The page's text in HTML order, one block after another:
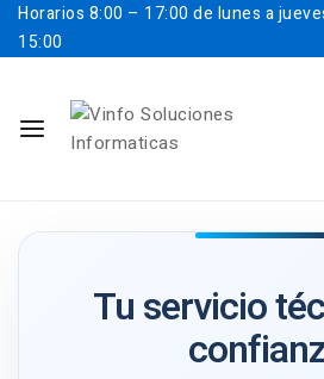
Horarios 8:00 – 17:00 de lunes a
15:00
Tu servicio